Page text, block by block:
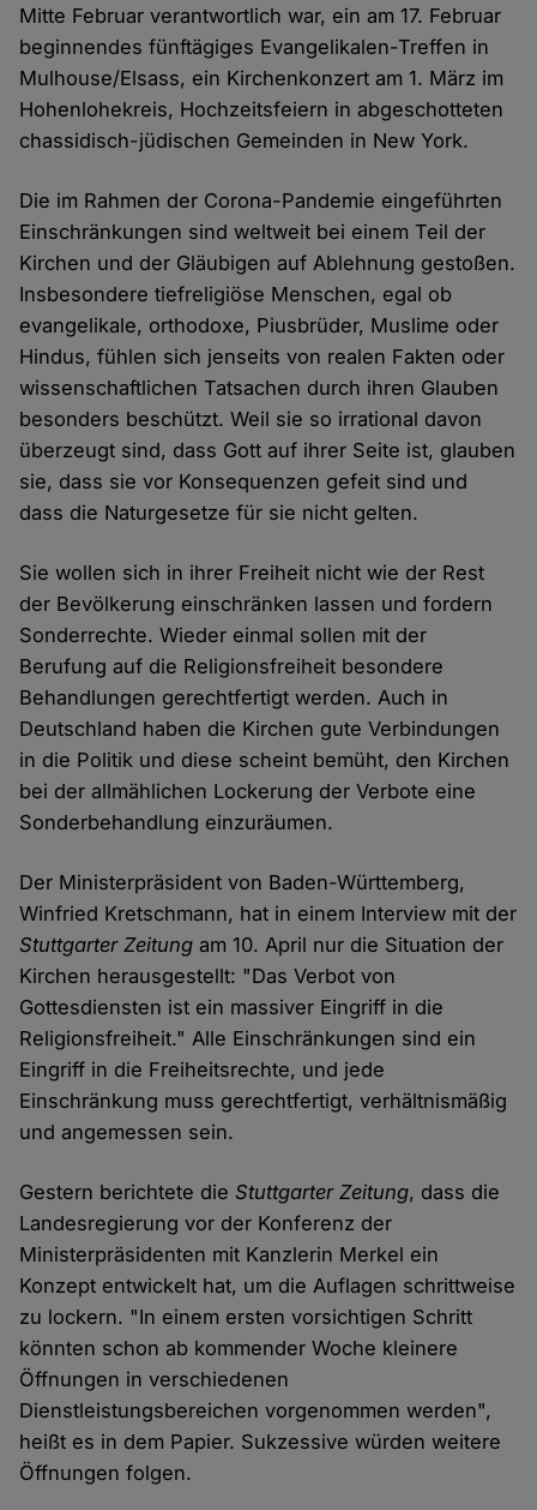
Mitte Februar verantwortlich war, ein am 17. Februar
beginnendes fünftägiges Evangelikalen-Treffen in
Mulhouse/Elsass, ein Kirchenkonzert am 1. März im
Hohenlohekreis, Hochzeitsfeiern in abgeschotteten
chassidisch-jüdischen Gemeinden in New York.
Die im Rahmen der Corona-Pandemie eingeführten
Einschränkungen sind weltweit bei einem Teil der
Kirchen und der Gläubigen auf Ablehnung gestoßen.
Insbesondere tiefreligiöse Menschen, egal ob
evangelikale, orthodoxe, Piusbrüder, Muslime oder
Hindus, fühlen sich jenseits von realen Fakten oder
wissenschaftlichen Tatsachen durch ihren Glauben
besonders beschützt. Weil sie so irrational davon
überzeugt sind, dass Gott auf ihrer Seite ist, glauben
sie, dass sie vor Konsequenzen gefeit sind und
dass die Naturgesetze für sie nicht gelten.
Sie wollen sich in ihrer Freiheit nicht wie der Rest
der Bevölkerung einschränken lassen und fordern
Sonderrechte. Wieder einmal sollen mit der
Berufung auf die Religionsfreiheit besondere
Behandlungen gerechtfertigt werden. Auch in
Deutschland haben die Kirchen gute Verbindungen
in die Politik und diese scheint bemüht, den Kirchen
bei der allmählichen Lockerung der Verbote eine
Sonderbehandlung einzuräumen.
Der Ministerpräsident von Baden-Württemberg,
Winfried Kretschmann, hat in einem Interview mit der
Stuttgarter Zeitung am 10. April nur die Situation der
Kirchen herausgestellt: "Das Verbot von
Gottesdiensten ist ein massiver Eingriff in die
Religionsfreiheit." Alle Einschränkungen sind ein
Eingriff in die Freiheitsrechte, und jede
Einschränkung muss gerechtfertigt, verhältnismäßig
und angemessen sein.
Gestern berichtete dieStuttgarter Zeitung, dass die
Landesregierung vor der Konferenz der
Ministerpräsidenten mit Kanzlerin Merkel ein
Konzept entwickelt hat, um die Auflagen schrittweise
zu lockern. "In einem ersten vorsichtigen Schritt
könnten schon ab kommender Woche kleinere
Öffnungen in verschiedenen
Dienstleistungsbereichen vorgenommen werden",
heißt es in dem Papier. Sukzessive würden weitere
Öffnungen folgen.